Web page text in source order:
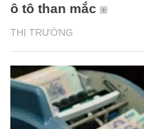
THỊ TRƯỜNG
ô tô than mắc